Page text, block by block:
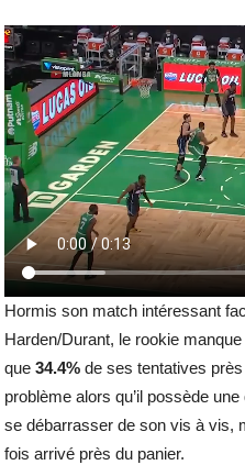
Hormis son match intéressant
Harden/Durant, le rookie
que34.4% de ses tentatives
problème alors qu’il possède
se débarrasser de son vis à vis,
fois arrivé près du panier.